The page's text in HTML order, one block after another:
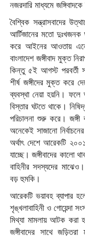
নজরদারি মাধ্যমে
বৈশ্বিক সন্ত্রাসবাদের
আর্টিজানের মতো দুঃখজনক
করে আইনের আওতায় এনে
বাংলাদেশ জঙ্গীবাদ মুক্ত
কিন্তু ৫ই আগস্ট পরবর্তী
শীর্ষ জঙ্গীদের মুক্ত করে
ব্যবস্থা নেয়া হয়নি। ফলে
বিস্তার ঘটতে থাকে।
পরিচালনা শুরু করে। জঙ্গী
অনেকেই সাজানো
অর্থাৎ দেশে আরেকটি
যাচ্ছে। জঙ্গীবাদের কালো
বাহিনীর সদস্যদের
বড় হুমকি।
আরেকটি ভয়াবহ ব্যাপার
শৃঙ্খলাবাহিনী ও গোয়েন্দা
মিথ্যা মামলায় আটক করা
জঙ্গীবাদের সাথে